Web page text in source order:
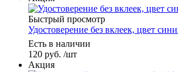
Быстрый просмотр
Удостоверение без вклеек, цвет
Есть в наличии
120 руб. /шт
Акция